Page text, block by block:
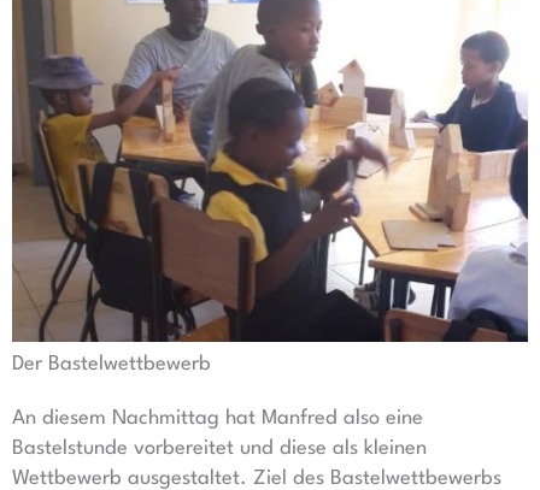
Der Bastelwettbewerb
An diesem Nachmittag hat Manfred also eine
Bastelstunde vorbereitet und diese als kleinen
Wettbewerb ausgestaltet. Ziel des Bastelwettbewerbs